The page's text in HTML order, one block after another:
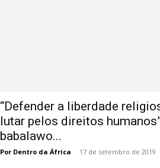
“Defender a liberdade
lutar pelos direitos
babalawo...
Por Dentro da África - 17 de setembro de 2019